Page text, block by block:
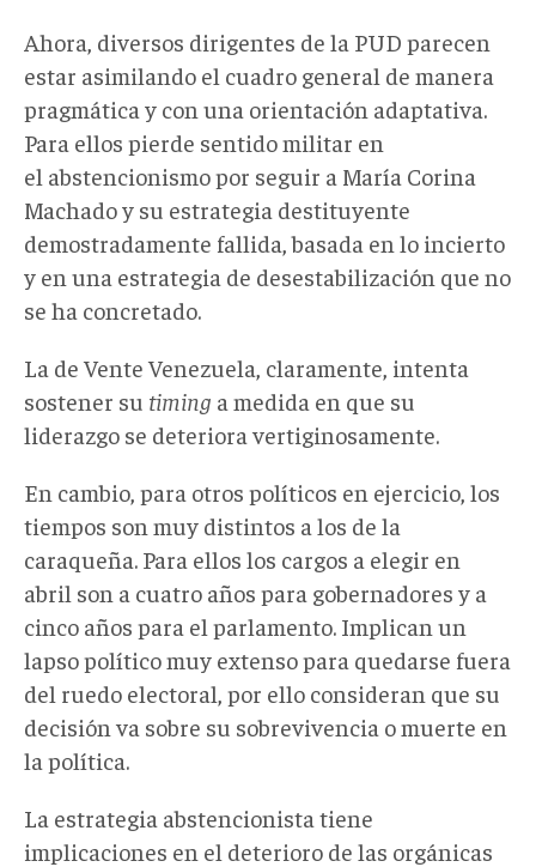
Ahora, diversos dirigentes de la PUD parecen
estar asimilando el cuadro general de manera
pragmática y con una orientación adaptativa.
Para ellos pierde sentido militar en
el abstencionismo por seguir a María Corina
Machado y su estrategia destituyente
demostradamente fallida, basada en lo incierto
y en una estrategia de desestabilización que no
se ha concretado.
La de Vente Venezuela, claramente, intenta
sostener su timing a medida en que su
liderazgo se deteriora vertiginosamente.
En cambio, para otros políticos en ejercicio, los
tiempos son muy distintos a los de la
caraqueña. Para ellos los cargos a elegir en
abril son a cuatro años para gobernadores y a
cinco años para el parlamento. Implican un
lapso político muy extenso para quedarse fuera
del ruedo electoral, por ello consideran que su
decisión va sobre su sobrevivencia o muerte en
la política.
La estrategia abstencionista tiene
implicaciones en el deterioro de las orgánicas